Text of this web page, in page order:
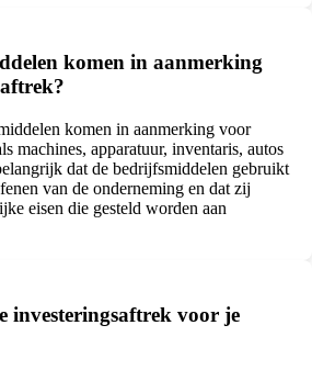
komen in aanmerking
komen in aanmerking voor
machines, apparatuur, inventaris, autos
dat de bedrijfsmiddelen gebruikt
van de onderneming en dat zij
eisen die gesteld worden aan
investeringsaftrek voor je